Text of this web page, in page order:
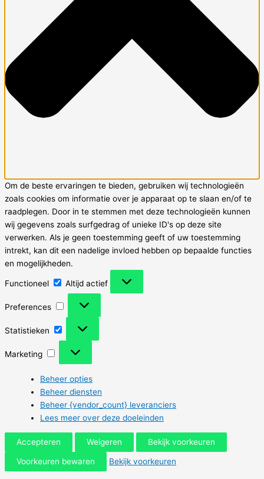
Om de beste ervaringen te bieden, gebruiken wij technologieën
zoals cookies om informatie over je apparaat op te slaan en/of te
raadplegen. Door in te stemmen met deze technologieën kunnen
wij gegevens zoals surfgedrag of unieke ID's op deze site
verwerken. Als je geen toestemming geeft of uw toestemming
intrekt, kan dit een nadelige invloed hebben op bepaalde functies
en mogelijkheden.
Functioneel
Altijd actief
Preferences
Statistieken
Marketing
Beheer opties
Beheer diensten
Beheer {vendor_count} leveranciers
Lees meer over deze doeleinden
Accepteren Weigeren Bekijk voorkeuren
Voorkeuren bewaren Bekijk voorkeuren